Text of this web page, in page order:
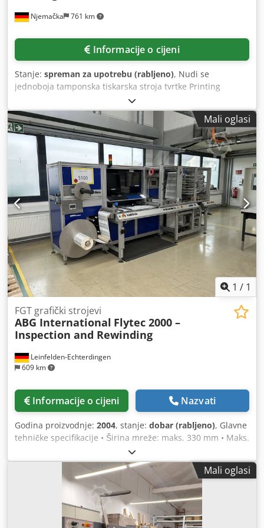
sa SPF-200A ---- 4. Prijemnik (Staker) Model: ST-40 Napon:
slaganje izrađenih brošura ---- Stanje i eksploatacija: Stroj
u dobrom tehničkom stanju Potpuno kompletna linija
upravljačkom panelu (oko 1,8 milijuna brošura) ----
Prednosti: ✔ Kompletan sustav za izradu brošura ✔
Renomirani proizvođač – Horizon ✔ Mogućnost inline rada
✔ Visoka produktivnost i ponovljivost ✔ Idealan za srednje
i velike naklade ---- Dodatne informacije: Mogućnost
testiranja na licu mjesta Pomoć pri puštanju u rad
Dostupnost: po dogovoru
Njemačka 761 km
Informacije o cijeni
Stanje: spreman za upotrebu (rabljeno), Nudi se
jednoboja tamponska tiskarska stroja tvrtke Printing
International. Veličina klišeja: 100 mm/100 mm, maks.
veličina obrađivanog komada: približno 130 mm/170 mm,
maks. promjer tiska: približno 60 mm, maks. hod tampona:
100 mm, maks. učestalost tiska: 1200 ciklusa/h. Stroj radi
na stlačenom zraku, sustav tiska koristi otvorene
spremnike s tintom. Moguć pregled stroja uz prethodni
dogovor. Dodpfjzk Nb Njx Aahokr
Mali oglasi
1 / 1
Leinfelden-Echterdingen
609 km
FGT grafički strojevi
ABG International Flytec 2000 –
Inspection and Rewinding
Informacije o cijeni Nazvati
Godina proizvodnje: 2004, stanje: dobar (rabljeno), Glavne
tehničke specifikacije • Širina mreže: maks. 330 mm • Maks.
brzina mreže: 200 m/min • Maks. brzina inspekcije: 150
m/min (100% inspekcija) • Promjer odmotnog valjka: maks.
700 mm • Promjer namotnog valjka: maks. 500 mm •
Promjer jezgre: 76 mm (pneumatske ekspandirajuće
osovine) • Kontrola napetosti mreže: 0,5 – 10 kg,
kontinuirano podesiva • Elektronički sustav vođenja mreže
(Fife s ultrazvučnim senzorom) Dkodsylynwepfx Aaher
Mali oglasi